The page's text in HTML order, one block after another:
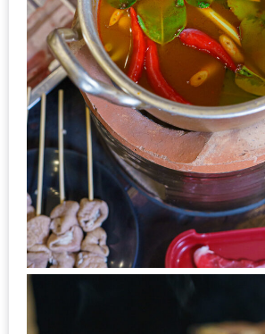
คอน
โด
นิม)
เชียงใหม่
ส่วนลด
พิเศษ
ร้าน
อาหาร
ใน
เชียงใหม่